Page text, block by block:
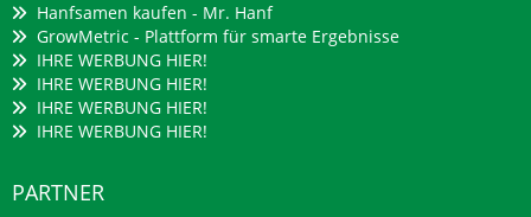
Hanfsamen kaufen - Mr. Hanf
GrowMetric - Plattform für smarte Ergebnisse
IHRE WERBUNG HIER!
IHRE WERBUNG HIER!
IHRE WERBUNG HIER!
IHRE WERBUNG HIER!
PARTNER